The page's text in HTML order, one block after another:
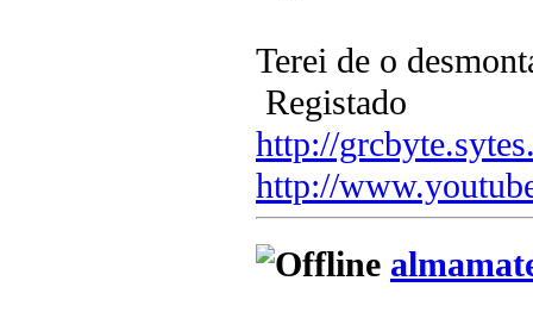
Terei de o
Registado
http://
http://